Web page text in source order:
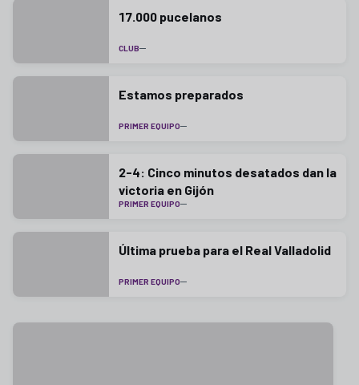
17.000 pucelanos
CLUB
Estamos preparados
PRIMER EQUIPO
2-4: Cinco minutos desatados dan la
victoria en Gijón
PRIMER EQUIPO
Última prueba para el Real Valladolid
PRIMER EQUIPO